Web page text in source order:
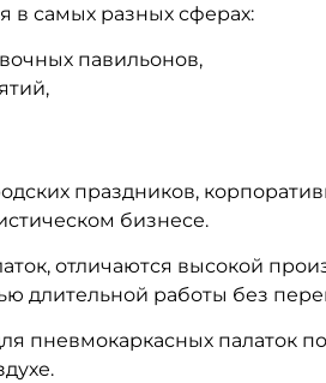
в самых разных сферах:
павильонов,
праздников,
бизнесе.
отличаются высокой
длительной работы без
пневмокаркасных палаток